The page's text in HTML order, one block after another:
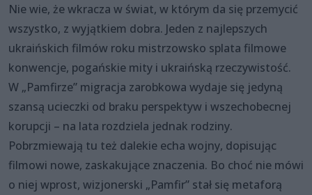
Nie wie, że wkracza w świat, w którym da się przemycić
wszystko, z wyjątkiem dobra. Jeden z najlepszych
ukraińskich filmów roku mistrzowsko splata filmowe
konwencje, pogańskie mity i ukraińską rzeczywistość.
W „Pamfirze” migracja zarobkowa wydaje się jedyną
szansą ucieczki od braku perspektyw i wszechobecnej
korupcji – na lata rozdziela jednak rodziny.
Pobrzmiewają tu też dalekie echa wojny, dopisując
filmowi nowe, zaskakujące znaczenia. Bo choć nie mówi
o niej wprost, wizjonerski „Pamfir” stał się metaforą